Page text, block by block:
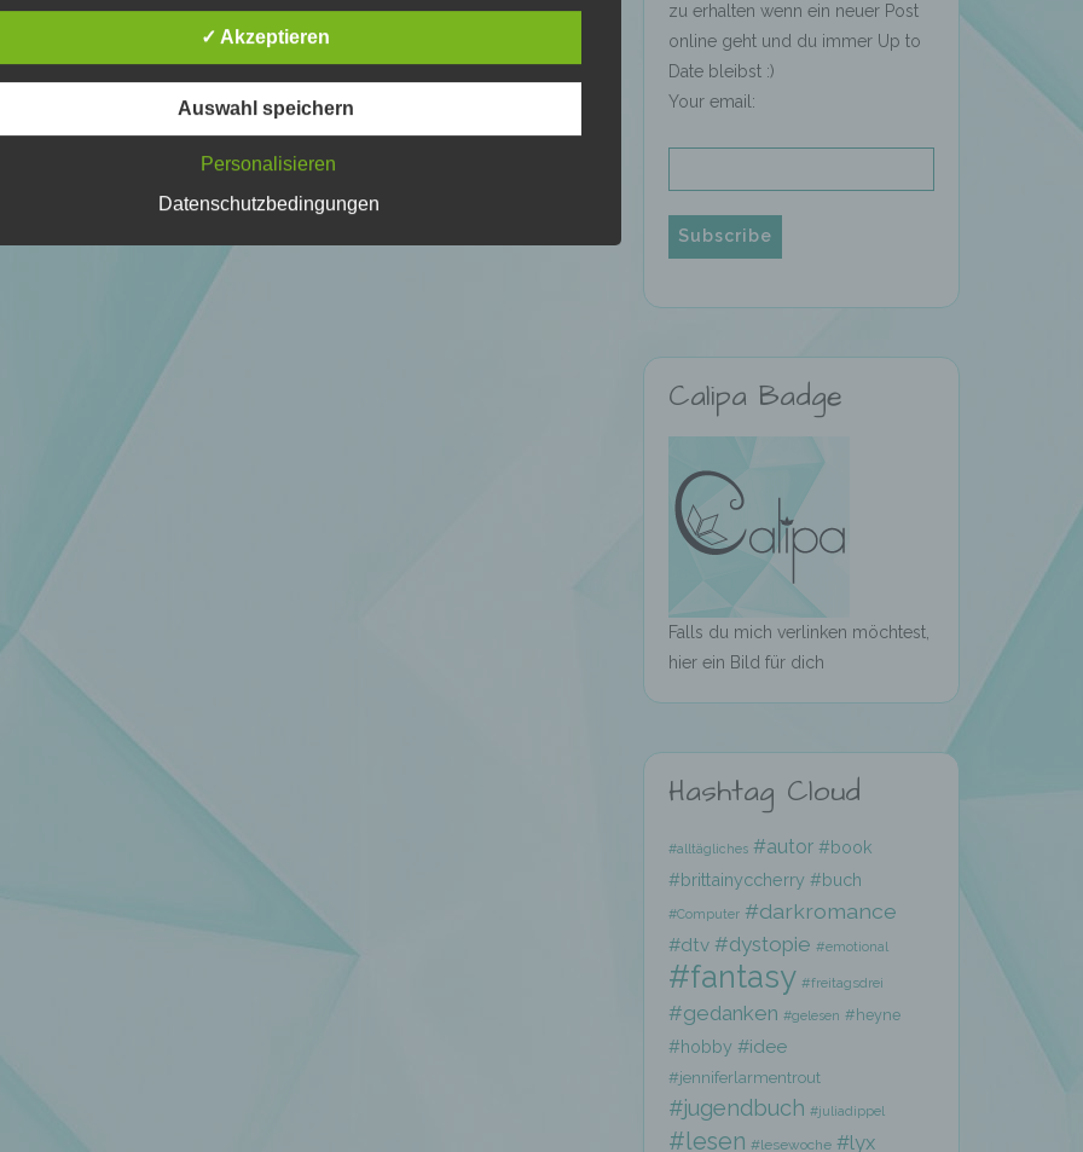
zu erhalten wenn ein neuer Post
online geht und du immer Up to
Date bleibst :)
Your email:
Calipa Badge
Falls du mich verlinken möchtest,
hier ein Bild für dich
Hashtag Cloud
#alltägliches #autor #book
#brittainyccherry #buch
#Computer #darkromance
#dtv #dystopie #emotional
#fantasy #freitagsdrei
#gedanken #gelesen #heyne
#hobby #idee
#jenniferlarmentrout
#jugendbuch #juliadippel
#lesen #lesewoche #lyx
Betroffene Person ist jede identifizierte oder identifizierbare
Verarbeitung Verantwortlichen verarbeitet werden.
ausgeführte Vorgang oder jede solche Vorgangsreihe im
Zusammenhang mit personenbezogenen Daten wie das Erheben,
Anpassung oder Veränderung, das Auslesen, das Abfragen, die
Verwendung, die Offenlegung durch Übermittlung, Verbreitung oder
eine andere Form der Bereitstellung, den Abgleich oder die
Verknüpfung, die Einschränkung, das Löschen oder die Vernichtung.
d) Einschränkung der Verarbeitung
Einschränkung der Verarbeitung ist die Markierung gespeicherter
personenbezogener Daten mit dem Ziel, ihre künftige Verarbeitung
einzuschränken.
e) Profiling
Profiling ist jede Art der automatisierten Verarbeitung
personenbezogener Daten, die darin besteht, dass diese
personenbezogenen Daten verwendet werden, um bestimmte
persönliche Aspekte, die sich auf eine natürliche Person beziehen,
zu bewerten, insbesondere, um Aspekte bezüglich Arbeitsleistung,
wirtschaftlicher Lage, Gesundheit, persönlicher Vorlieben, Interessen,
Zuverlässigkeit, Verhalten, Aufenthaltsort oder Ortswechsel dieser
natürlichen Person zu analysieren oder vorherzusagen.
✓ Akzeptieren
Auswahl speichern
Personalisieren
Datenschutzbedingungen